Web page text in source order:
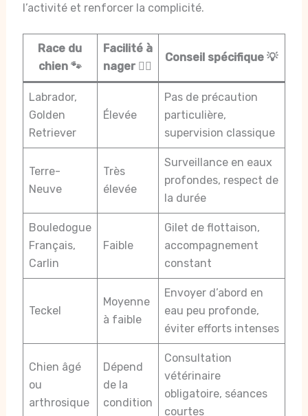
l’activité et renforcer la complicité.
Race du
chien 🐾
Facilité à
nager 🏊‍♂️
Conseil spécifique 💡
Labrador,
Golden
Retriever
Élevée
Pas de précaution
particulière,
supervision classique
Terre-
Neuve
Très
élevée
Surveillance en eaux
profondes, respect de
la durée
Bouledogue
Français,
Carlin
Faible
Gilet de flottaison,
accompagnement
constant
Teckel
Moyenne
à faible
Envoyer d’abord en
eau peu profonde,
éviter efforts intenses
Chien âgé
ou
arthrosique
Dépend
de la
condition
Consultation
vétérinaire
obligatoire, séances
courtes